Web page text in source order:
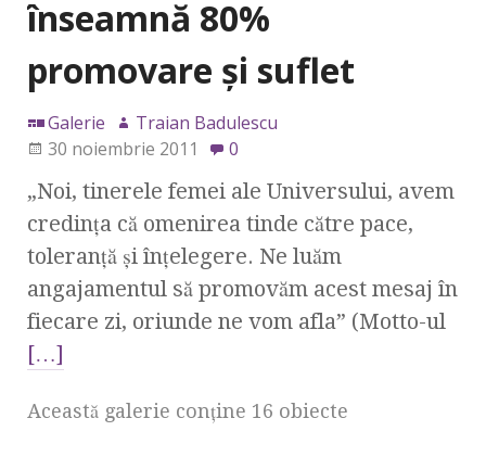
înseamnă 80%
promovare şi suflet
Galerie
Traian Badulescu
30 noiembrie 2011
0
„Noi, tinerele femei ale Universului, avem
credinţa că omenirea tinde către pace,
toleranţă şi înţelegere. Ne luăm
angajamentul să promovăm acest mesaj în
fiecare zi, oriunde ne vom afla” (Motto-ul
[…]
Această galerie conţine 16 obiecte